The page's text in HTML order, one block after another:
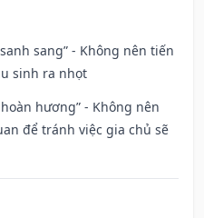
sang” - Không nên tiến
sinh ra nhọt
hương” - Không nên
để tránh việc gia chủ sẽ